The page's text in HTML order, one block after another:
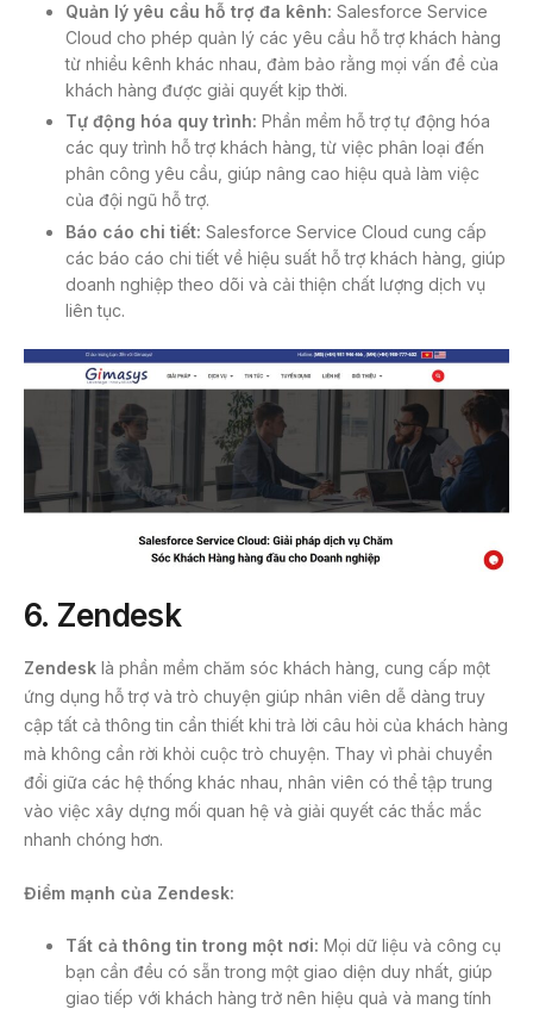
Quản lý yêu cầu hỗ trợ đa kênh: Salesforce Service
Cloud cho phép quản lý các yêu cầu hỗ trợ khách hàng
từ nhiều kênh khác nhau, đảm bảo rằng mọi vấn đề của
khách hàng được giải quyết kịp thời.
Tự động hóa quy trình: Phần mềm hỗ trợ tự động hóa
các quy trình hỗ trợ khách hàng, từ việc phân loại đến
phân công yêu cầu, giúp nâng cao hiệu quả làm việc
của đội ngũ hỗ trợ.
Báo cáo chi tiết: Salesforce Service Cloud cung cấp
các báo cáo chi tiết về hiệu suất hỗ trợ khách hàng, giúp
doanh nghiệp theo dõi và cải thiện chất lượng dịch vụ
liên tục.
6. Zendesk
Zendesk là phần mềm chăm sóc khách hàng, cung cấp một
ứng dụng hỗ trợ và trò chuyện giúp nhân viên dễ dàng truy
cập tất cả thông tin cần thiết khi trả lời câu hỏi của khách hàng
mà không cần rời khỏi cuộc trò chuyện. Thay vì phải chuyển
đổi giữa các hệ thống khác nhau, nhân viên có thể tập trung
vào việc xây dựng mối quan hệ và giải quyết các thắc mắc
nhanh chóng hơn.
Điểm mạnh của Zendesk:
Tất cả thông tin trong một nơi: Mọi dữ liệu và công cụ
bạn cần đều có sẵn trong một giao diện duy nhất, giúp
giao tiếp với khách hàng trở nên hiệu quả và mang tính